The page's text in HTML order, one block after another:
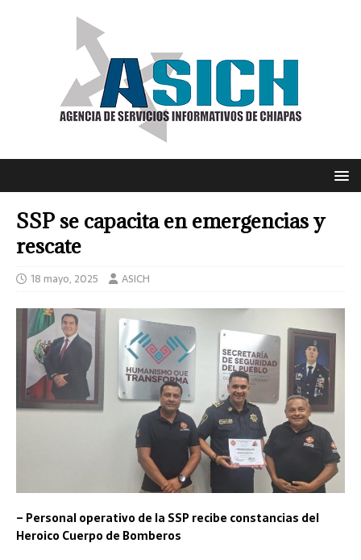
SSP se capacita en emergencias y
rescate
18 mayo, 2025 ASICH
– Personal operativo de la SSP recibe constancias del
Heroico Cuerpo de Bomberos